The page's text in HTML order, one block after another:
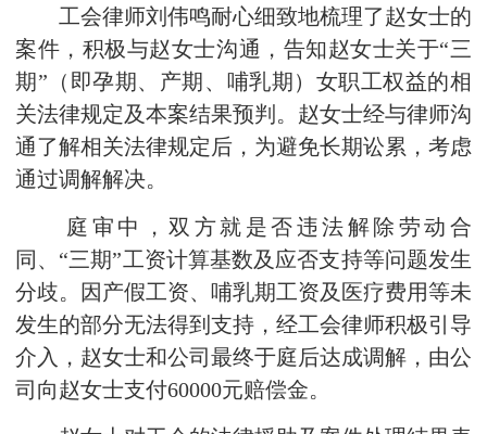
工会律师刘伟鸣耐心细致地梳理了赵女士的
案件，积极与赵女士沟通，告知赵女士关于“三
期”（即孕期、产期、哺乳期）女职工权益的相
关法律规定及本案结果预判。赵女士经与律师沟
通了解相关法律规定后，为避免长期讼累，考虑
通过调解解决。
庭审中，双方就是否违法解除劳动合
同、“三期”工资计算基数及应否支持等问题发生
分歧。因产假工资、哺乳期工资及医疗费用等未
发生的部分无法得到支持，经工会律师积极引导
介入，赵女士和公司最终于庭后达成调解，由公
司向赵女士支付60000元赔偿金。